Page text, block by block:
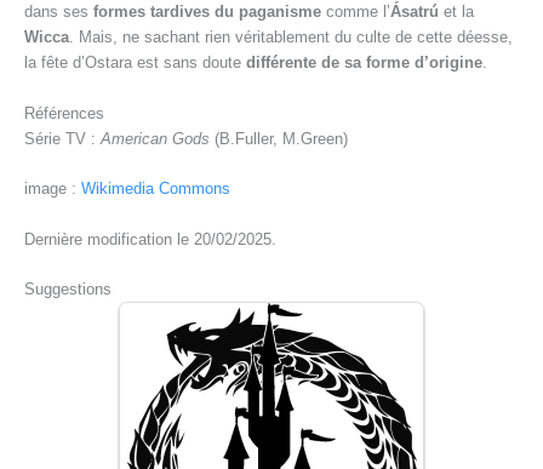
dans ses formes tardives du paganisme comme l’Ásatrú et la
Wicca. Mais, ne sachant rien véritablement du culte de cette déesse,
la fête d’Ostara est sans doute différente de sa forme d’origine.
Références
Série TV : American Gods (B.Fuller, M.Green)
image : Wikimedia Commons
Dernière modification le 20/02/2025.
Suggestions